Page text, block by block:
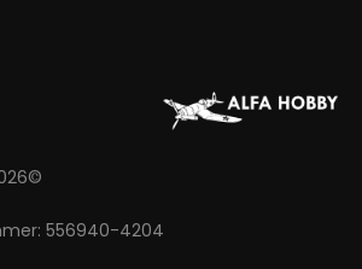
556940-4204